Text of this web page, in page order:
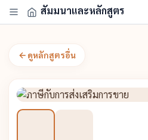
สัมมนาและหลักสูตร
ดูหลักสูตรอื่น